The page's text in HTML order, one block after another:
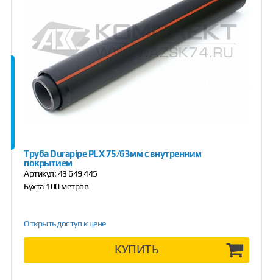
Труба Durapipe PLX 75/63мм с внутренним
покрытием
Артикул:43 649 445
Бухта 100 метров
Открыть доступ к цене
КУПИТЬ